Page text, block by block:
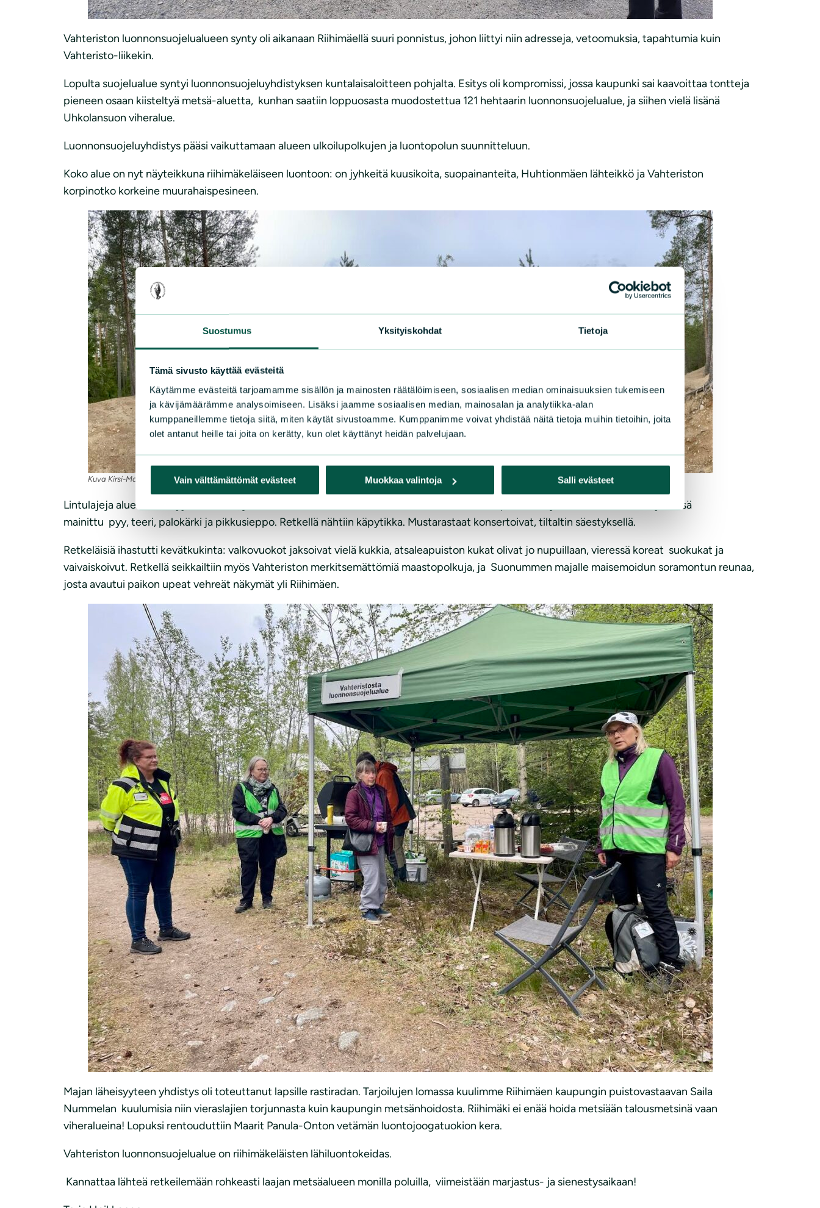
Suostumus Yksityiskohdat Tietoja
Tämä sivusto käyttää evästeitä
Käytämme evästeitä tarjoamamme sisällön ja mainosten räätälöimiseen, sosiaalisen median ominaisuuksien tukemiseen
ja kävijämäärämme analysoimiseen. Lisäksi jaamme sosiaalisen median, mainosalan ja analytiikka-alan
kumppaneillemme tietoja siitä, miten käytät sivustoamme. Kumppanimme voivat yhdistää näitä tietoja muihin tietoihin, joita
olet antanut heille tai joita on kerätty, kun olet käyttänyt heidän palvelujaan.
Vain välttämättömät evästeet Muokkaa valintoja Salli evästeet
Vahteriston luonnonsuojelualueen synty oli aikanaan Riihimäellä suuri ponnistus, johon liittyi niin adresseja, vetoomuksia, tapahtumia kuin
Vahteristo-liikekin.
Lopulta suojelualue syntyi luonnonsuojeluyhdistyksen kuntalaisaloitteen pohjalta. Esitys oli kompromissi, jossa kaupunki sai kaavoittaa tontteja
pieneen osaan kiisteltyä metsä-aluetta, kunhan saatiin loppuosasta muodostettua 121 hehtaarin luonnonsuojelualue, ja siihen vielä lisänä
Uhkolansuon viheralue.
Luonnonsuojeluyhdistys pääsi vaikuttamaan alueen ulkoilupolkujen ja luontopolun suunnitteluun.
Koko alue on nyt näyteikkuna riihimäkeläiseen luontoon: on jyhkeitä kuusikoita, suopainanteita, Huhtionmäen lähteikkö ja Vahteriston
korpinotko korkeine muurahaispesineen.
Kuva Kirsi-Marja Virtanen
Lintulajeja alueella viihtyy ainakin 47, joukossa erittäin uhanalainen hömötiainen. Metsässä pesivinä lajeina on linnustoselvityksessä
mainittu pyy, teeri, palokärki ja pikkusieppo. Retkellä nähtiin käpytikka. Mustarastaat konsertoivat, tiltaltin säestyksellä.
Retkeläisiä ihastutti kevätkukinta: valkovuokot jaksoivat vielä kukkia, atsaleapuiston kukat olivat jo nupuillaan, vieressä koreat suokukat ja
vaivaiskoivut. Retkellä seikkailtiin myös Vahteriston merkitsemättömiä maastopolkuja, ja Suonummen majalle maisemoidun soramontun reunaa,
josta avautui paikon upeat vehreät näkymät yli Riihimäen.
Majan läheisyyteen yhdistys oli toteuttanut lapsille rastiradan. Tarjoilujen lomassa kuulimme Riihimäen kaupungin puistovastaavan Saila
Nummelan kuulumisia niin vieraslajien torjunnasta kuin kaupungin metsänhoidosta. Riihimäki ei enää hoida metsiään talousmetsinä vaan
viheralueina! Lopuksi rentouduttiin Maarit Panula-Onton vetämän luontojoogatuokion kera.
Vahteriston luonnonsuojelualue on riihimäkeläisten lähiluontokeidas.
Kannattaa lähteä retkeilemään rohkeasti laajan metsäalueen monilla poluilla, viimeistään marjastus- ja sienestysaikaan!